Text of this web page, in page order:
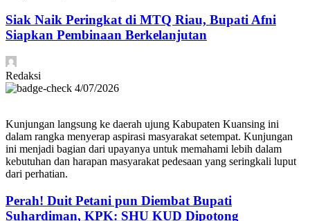
Siak Naik Peringkat di MTQ Riau, Bupati Afni
Siapkan Pembinaan Berkelanjutan
Redaksi
4/07/2026
Kunjungan langsung ke daerah ujung Kabupaten Kuansing ini
dalam rangka menyerap aspirasi masyarakat setempat. Kunjungan
ini menjadi bagian dari upayanya untuk memahami lebih dalam
kebutuhan dan harapan masyarakat pedesaan yang seringkali luput
dari perhatian.
Perah! Duit Petani pun Diembat Bupati
Suhardiman, KPK: SHU KUD Dipotong